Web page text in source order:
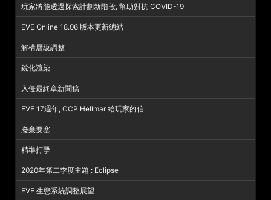
玩家將能透過探索計劃新階段, 幫助對抗 COVID-19
EVE Online 18.06 版本更新總結
解構層級調整
銳化渲染
入侵最終章新聞稿
EVE 17週年, CCP Hellmar 給玩家的信
廢棄要塞
精準打擊
2020年第二季度主題 : Eclipse
EVE 生態系統調整展望